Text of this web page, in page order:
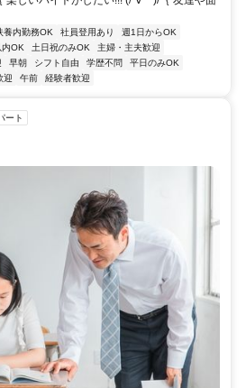
養内勤務OK 社員登用あり
週1日からOK
OK 土日祝のみOK
主婦・主夫歓迎
早朝 シフト自由 学歴不問
平日のみOK
迎 午前 経験者歓迎
ート